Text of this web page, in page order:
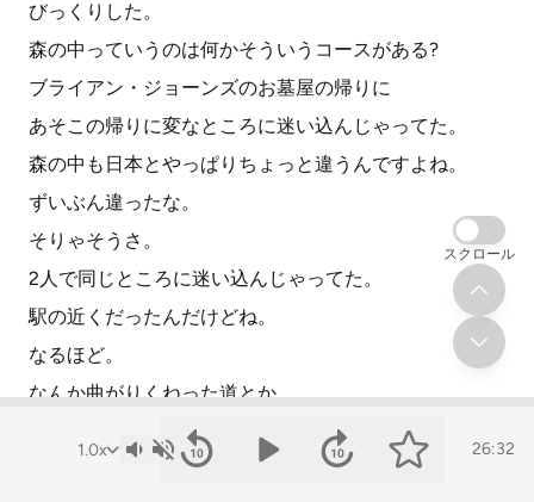
びっくりした。
森の中っていうのは何かそういうコースがある?
ブライアン・ジョーンズのお墓屋の帰りに
あそこの帰りに変なところに迷い込んじゃってた。
森の中も日本とやっぱりちょっと違うんですよね。
ずいぶん違ったな。
そりゃそうさ。
2人で同じところに迷い込んじゃってた。
駅の近くだったんだけどね。
なるほど。
なんか曲がりくねった道とか。
どっちかというと田舎町も良かったですね。
26:32
スクロール